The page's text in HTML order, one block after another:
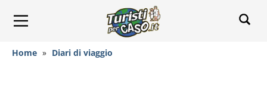
Home » Diari di viaggio